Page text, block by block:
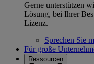
Gerne unterstützen
Lösung, bei Ihrer
Lizenz.
Sprechen Sie
Für große
Ressourcen